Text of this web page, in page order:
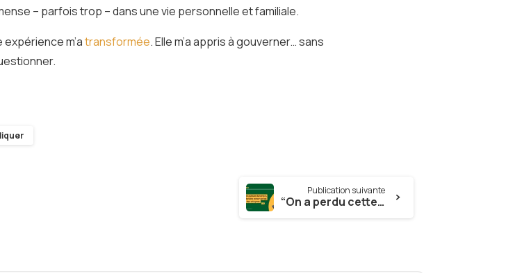
– parfois trop – dans une vie personnelle et familiale.
m’atransformée. Elle m’a appris à gouverner… sans
Publication suivante
“On a perdu cette culture du terrain, cette volonté de faire remonter les attentes des citoyens.”